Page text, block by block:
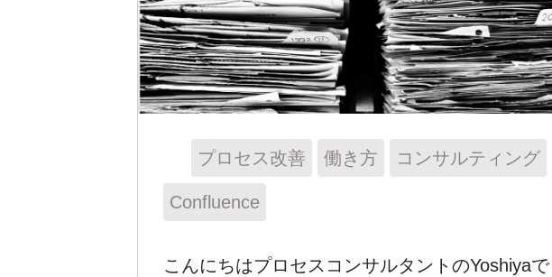
プロセス改善 働き方 コンサルティング
Confluence
こんにちはプロセスコンサルタントのYoshiyaで